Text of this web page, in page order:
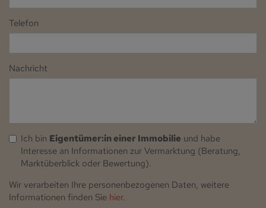
Telefon
Nachricht
Ich bin Eigentümer:in einer Immobilie und habe
Interesse an Informationen zur Vermarktung (Beratung,
Marktüberblick oder Bewertung).
Wir verarbeiten Ihre personenbezogenen Daten, weitere
Informationen finden Sie hier.